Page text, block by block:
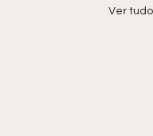
Ver tudo